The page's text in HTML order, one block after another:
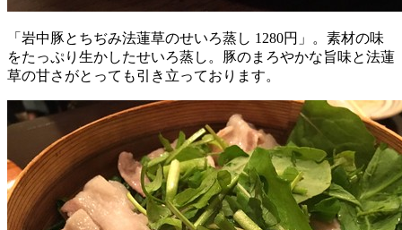
「岩中豚とちぢみ法蓮草のせいろ蒸し 1280円」。素材の味
をたっぷり生かしたせいろ蒸し。豚のまろやかな旨味と法蓮
草の甘さがとっても引き立っております。